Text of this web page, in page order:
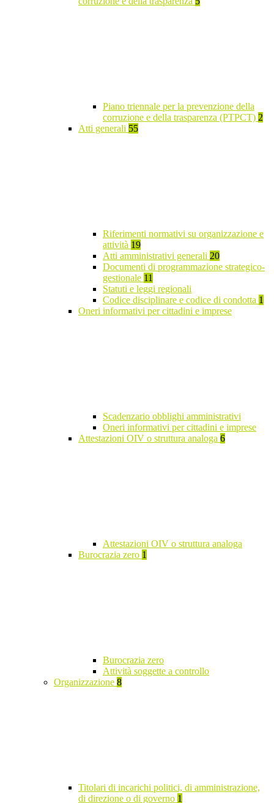
Piano triennale per la prevenzione della
corruzione e della trasparenza (PTPCT) 2
Atti generali 55
Riferimenti normativi su organizzazione e
attività 19
Atti amministrativi generali 20
Documenti di programmazione strategico-
gestionale 11
Statuti e leggi regionali
Codice disciplinare e codice di condotta 1
Oneri informativi per cittadini e imprese
Scadenzario obblighi amministrativi
Oneri informativi per cittadini e imprese
Attestazioni OIV o struttura analoga 6
Attestazioni OIV o struttura analoga
Burocrazia zero 1
Burocrazia zero
Attività soggette a controllo
Organizzazione 8
Titolari di incarichi politici, di amministrazione,
di direzione o di governo 1